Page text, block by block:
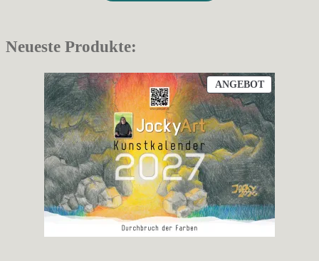
Neueste Produkte:
ANGEBOTPRODUKT
IM
ANGEBOT